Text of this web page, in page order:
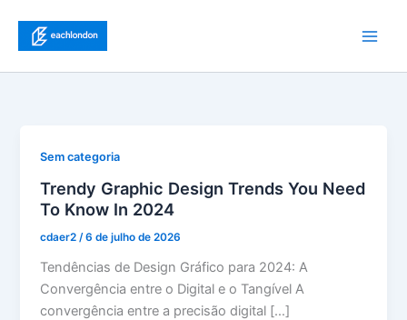
conteúdo
Sem categoria
Trendy Graphic Design Trends You Need
To Know In 2024
cdaer2/6 de julho de 2026
Tendências de Design Gráfico para 2024: A
Convergência entre o Digital e o Tangível A
convergência entre a precisão digital […]